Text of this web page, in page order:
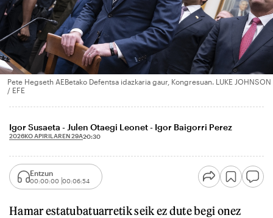
Pete Hegseth AEBetako Defentsa idazkaria gaur, Kongresuan. LUKE JOHNSON
/ EFE
Igor Susaeta - Julen Otaegi Leonet - Igor Baigorri Perez
2026KO APIRILAREN 29A20:30
Entzun
00:00:00 00:06:54
Hamar estatubatuarretik seik ez dute begi onez